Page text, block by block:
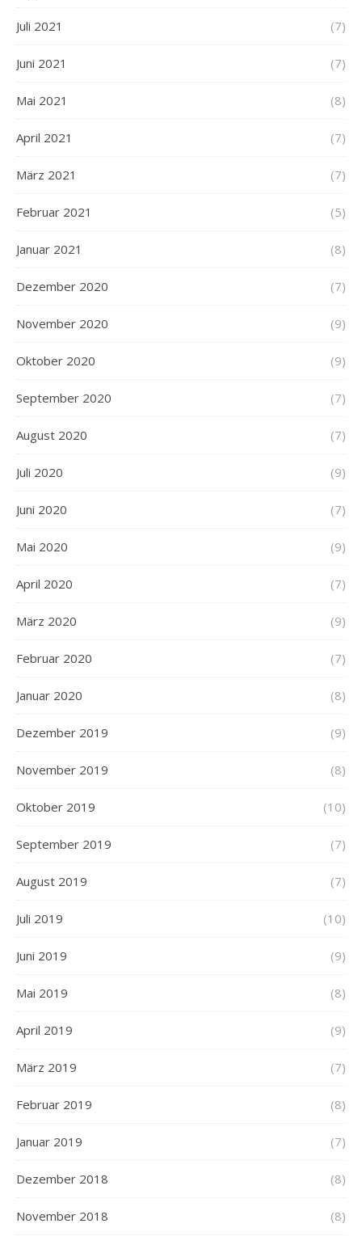
Juli 2021 (7)
Juni 2021 (7)
Mai 2021 (8)
April 2021 (7)
März 2021 (7)
Februar 2021 (5)
Januar 2021 (8)
Dezember 2020 (7)
November 2020 (9)
Oktober 2020 (9)
September 2020 (7)
August 2020 (7)
Juli 2020 (9)
Juni 2020 (7)
Mai 2020 (9)
April 2020 (7)
März 2020 (9)
Februar 2020 (7)
Januar 2020 (8)
Dezember 2019 (9)
November 2019 (8)
Oktober 2019 (10)
September 2019 (7)
August 2019 (7)
Juli 2019 (10)
Juni 2019 (9)
Mai 2019 (8)
April 2019 (9)
März 2019 (7)
Februar 2019 (8)
Januar 2019 (7)
Dezember 2018 (8)
November 2018 (8)